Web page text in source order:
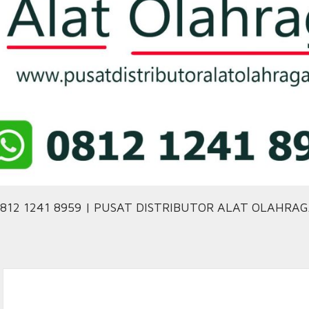
1241 8959 | PUSAT DISTRIBUTOR ALAT